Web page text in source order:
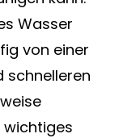
Wasser
von einer
schnelleren
wichtiges